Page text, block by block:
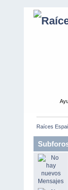
Raíces